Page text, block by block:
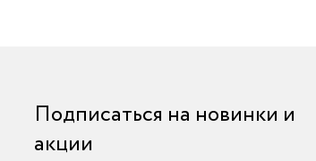
Подписаться на новинки и
акции